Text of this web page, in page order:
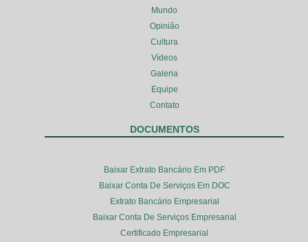
Mundo
Opinião
Cultura
Vídeos
Galeria
Equipe
Contato
DOCUMENTOS
Baixar Extrato Bancário Em PDF
Baixar Conta De Serviços Em DOC
Extrato Bancário Empresarial
Baixar Conta De Serviços Empresarial
Certificado Empresarial